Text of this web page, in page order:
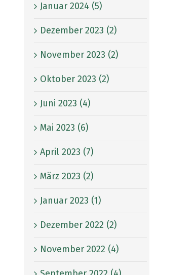
Januar 2024 (5)
Dezember 2023 (2)
November 2023 (2)
Oktober 2023 (2)
Juni 2023 (4)
Mai 2023 (6)
April 2023 (7)
März 2023 (2)
Januar 2023 (1)
Dezember 2022 (2)
November 2022 (4)